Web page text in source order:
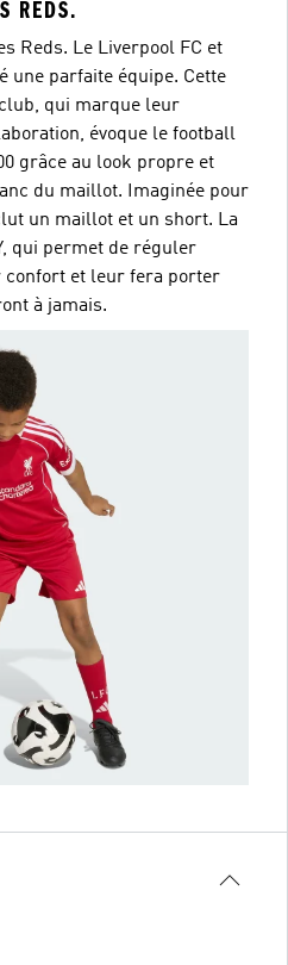
REDS.
Reds. Le Liverpool FC et
une parfaite équipe. Cette
qui marque leur
évoque le football
grâce au look propre et
du maillot. Imaginée pour
un maillot et un short. La
qui permet de réguler
confort et leur fera porter
à jamais.